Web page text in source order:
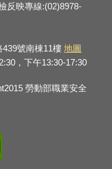
反映專線:(02)8978-
號南棟11樓 地圖
，下午13:30-17:30
勞動部職業安全